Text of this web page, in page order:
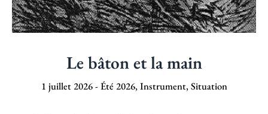
Le bâton et la main
1 juillet 2026-Été 2026,Instrument,Situation